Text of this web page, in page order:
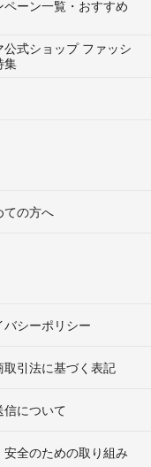
ペーン一覧・おすすめ
公式ショップ ファッシ
集
ての方へ
バシーポリシー
取引法に基づく表記
信について
安全のための取り組み